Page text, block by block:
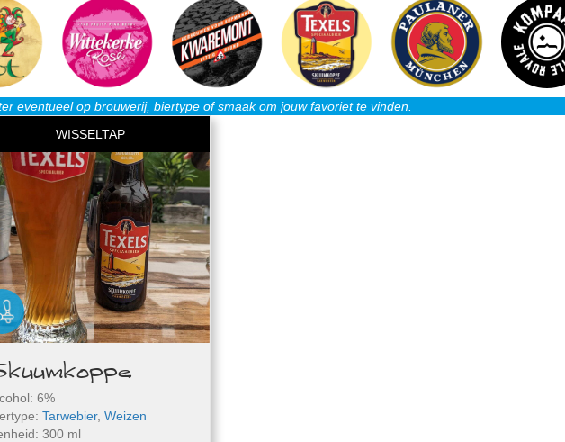
eventueel op brouwerij, biertype of smaak om jouw favoriet te vinden.
WISSELTAP
6%
Tarwebier, Weizen
300 ml